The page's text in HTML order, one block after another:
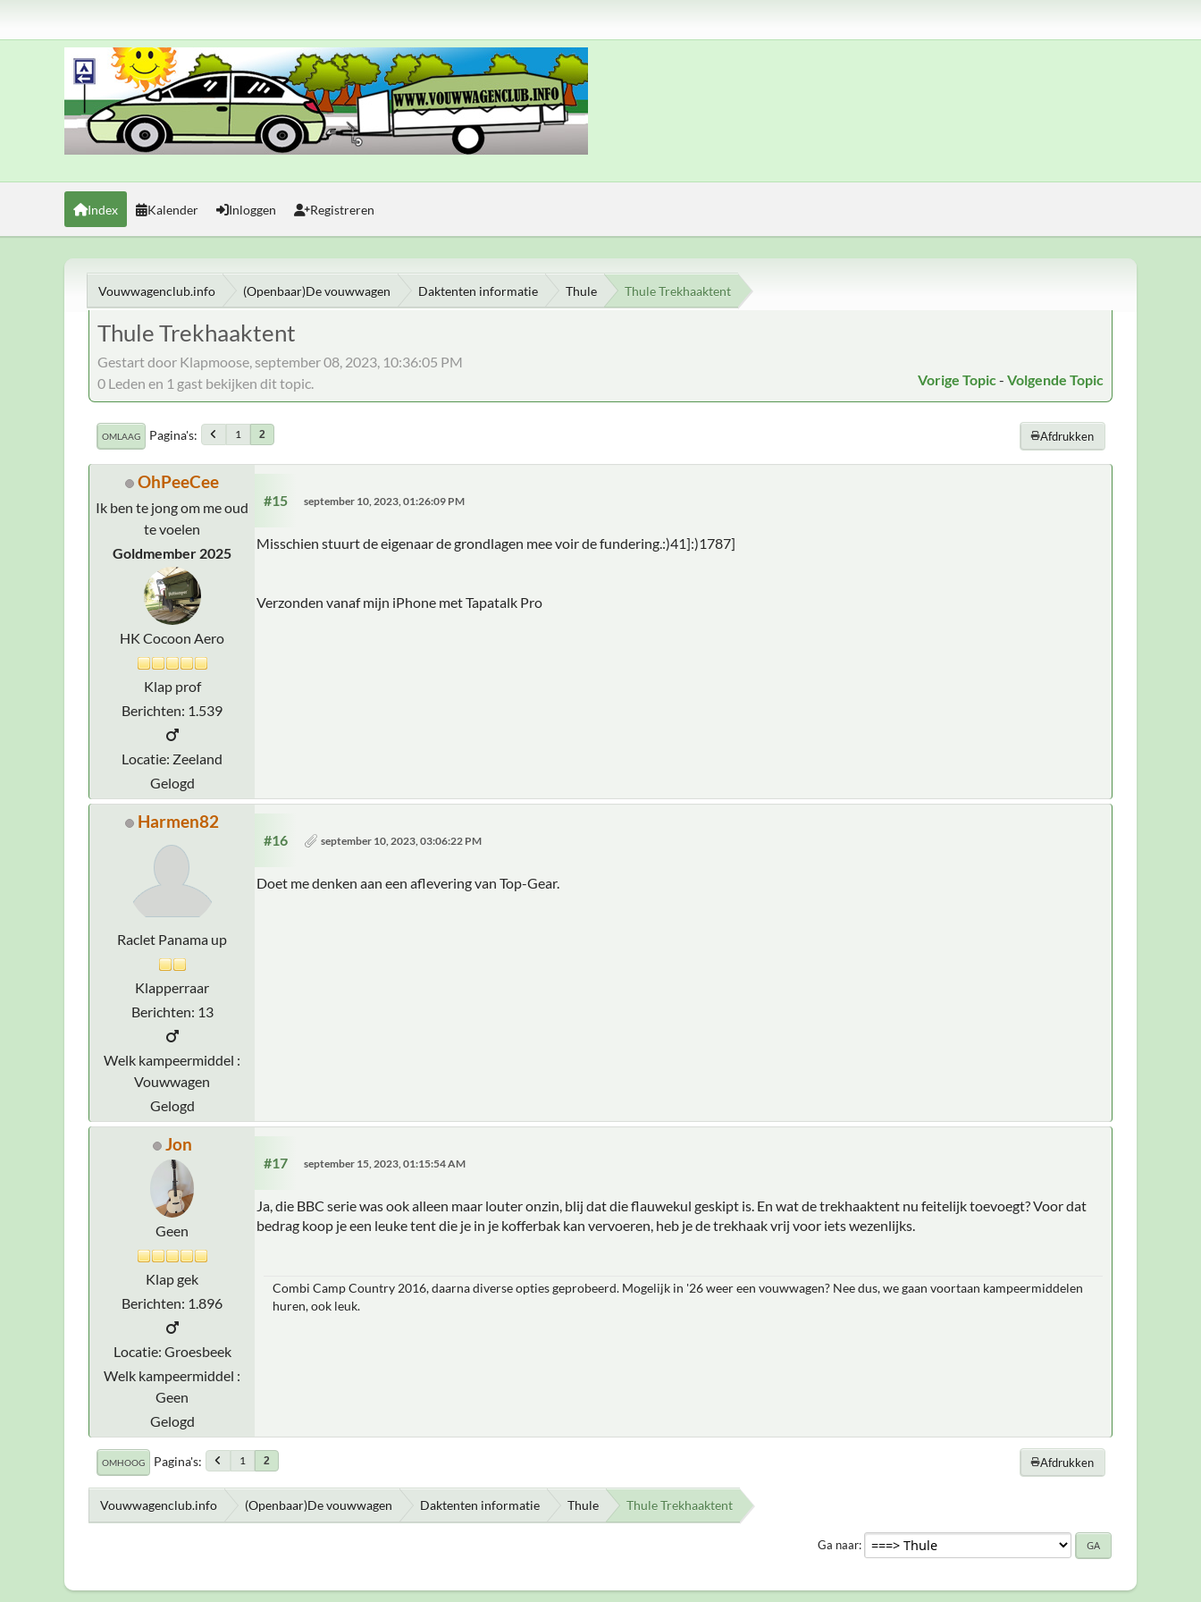
Index Kalender Inloggen Registreren
Vouwwagenclub.info (Openbaar)De vouwwagen Daktenten informatie Thule Thule Trekhaaktent
Thule Trekhaaktent
Gestart door Klapmoose, september 08, 2023, 10:36:05 PM
Vorige Topic - Volgende Topic
0 Leden en 1 gast bekijken dit topic.
Afdrukken
OMLAAG Pagina's 1 2
OhPeeCee
Ik ben te jong om me oud
te voelen
Goldmember 2025
HK Cocoon Aero
Klap prof
Berichten: 1.539
Locatie: Zeeland
Gelogd
#15 september 10, 2023, 01:26:09 PM
Misschien stuurt de eigenaar de grondlagen mee voir de fundering.:)41]:)1787]
Verzonden vanaf mijn iPhone met Tapatalk Pro
Harmen82
Raclet Panama up
Klapperraar
Berichten: 13
Welk kampeermiddel :
Vouwwagen
Gelogd
#16 september 10, 2023, 03:06:22 PM
Doet me denken aan een aflevering van Top-Gear.
Jon
Geen
Klap gek
Berichten: 1.896
Locatie: Groesbeek
Welk kampeermiddel :
Geen
Gelogd
#17 september 15, 2023, 01:15:54 AM
Ja, die BBC serie was ook alleen maar louter onzin, blij dat die flauwekul geskipt is. En wat de trekhaaktent nu feitelijk toevoegt? Voor dat
bedrag koop je een leuke tent die je in je kofferbak kan vervoeren, heb je de trekhaak vrij voor iets wezenlijks.
Combi Camp Country 2016, daarna diverse opties geprobeerd. Mogelijk in '26 weer een vouwwagen? Nee dus, we gaan voortaan kampeermiddelen
huren, ook leuk.
Afdrukken
OMHOOG Pagina's 1 2
Vouwwagenclub.info (Openbaar)De vouwwagen Daktenten informatie Thule Thule Trekhaaktent
Ga naar